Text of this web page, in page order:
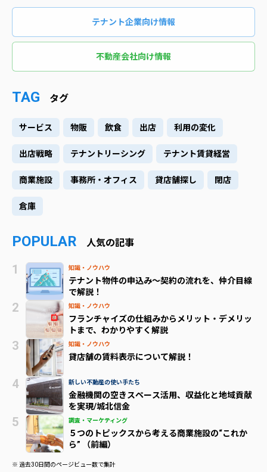
テナント企業向け情報
不動産会社向け情報
TAG タグ
サービス 物販 飲食 出店 利用の変化
出店戦略 テナントリーシング テナント賃貸経営
商業施設 事務所・オフィス 貸店舗探し 閉店
倉庫
POPULAR 人気の記事
知識・ノウハウ
テナント物件の申込み～契約の流れを、仲介目線
で解説！
知識・ノウハウ
フランチャイズの仕組みからメリット・デメリッ
トまで、わかりやすく解説
知識・ノウハウ
貸店舗の賃料表示について解説！
新しい不動産の使い手たち
金融機関の空きスペース活用、収益化と地域貢献
を実現/城北信金
調査・マーケティング
５つのトピックスから考える商業施設の“これか
ら” （前編）
※ 過去30日間のページビュー数で集計